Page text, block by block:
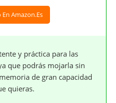
En Amazon.es
y práctica para las
que podrás mojarla sin
de gran capacidad
quieras.